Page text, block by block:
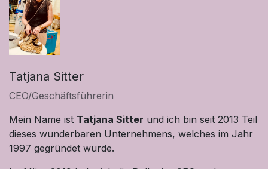
Tatjana Sitter
CEO/Geschäftsführerin
Mein Name ist Tatjana Sitter und ich bin seit 2013 Teil
dieses wunderbaren Unternehmens, welches im Jahr
1997 gegründet wurde.